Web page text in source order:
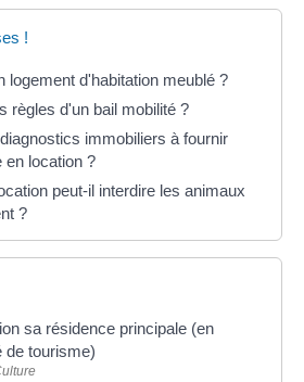
!
logement d'habitation meublé ?
règles d'un bail mobilité ?
immobiliers à fournir
en location ?
peut-il interdire les animaux
?
sa résidence principale (en
de tourisme)